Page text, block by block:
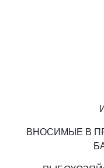
ВНОСИМЫЕ В